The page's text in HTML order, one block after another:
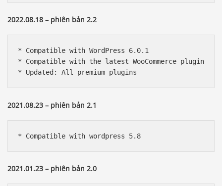
2022.08.18 – phiên bản 2.2
* Compatible with WordPress 6.0.1
* Compatible with the latest WooCommerce plugin
* Updated: All premium plugins
2021.08.23 – phiên bản 2.1
* Compatible with wordpress 5.8
2021.01.23 – phiên bản 2.0